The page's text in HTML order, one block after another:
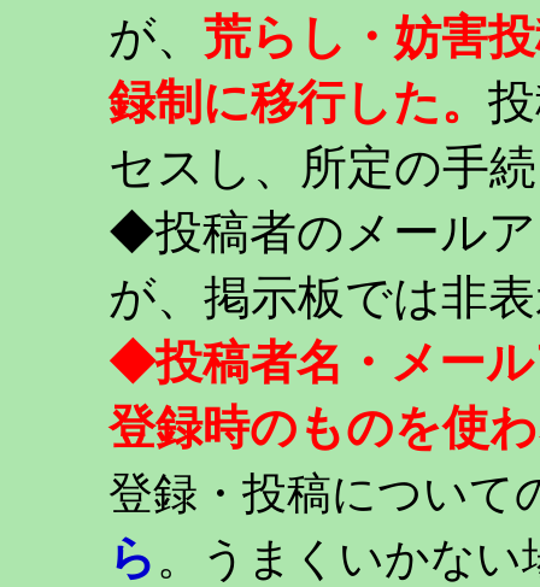
が、 荒らし・妨害
録制に移行した。
セスし、所定の手
◆投稿者のメール
が、掲示板では非
◆投稿者名・メー
登録時のものを使
登録・投稿について
ら。うまくいかない